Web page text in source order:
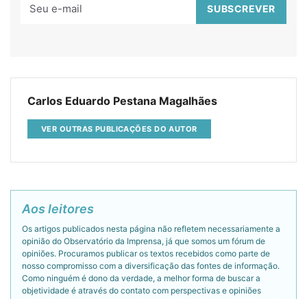
Carlos Eduardo Pestana Magalhães
VER OUTRAS PUBLICAÇÕES DO AUTOR
Aos leitores
Os artigos publicados nesta página não refletem necessariamente a
opinião do Observatório da Imprensa, já que somos um fórum de
opiniões. Procuramos publicar os textos recebidos como parte de
nosso compromisso com a diversificação das fontes de informação.
Como ninguém é dono da verdade, a melhor forma de buscar a
objetividade é através do contato com perspectivas e opiniões